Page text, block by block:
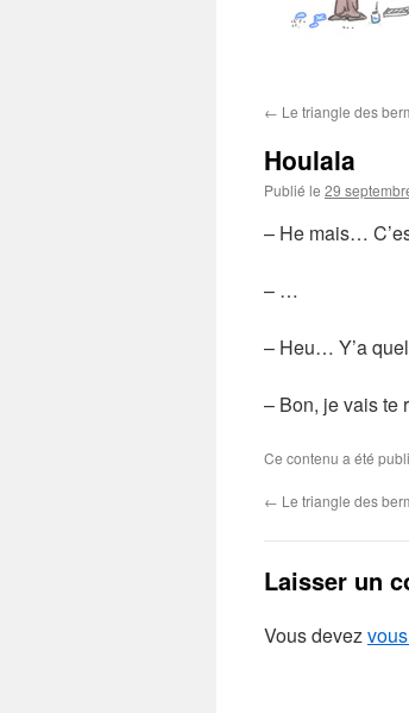
← Le triangle des
Houlala
Publié le 29
– He mais…
– …
– Heu… Y’a
– Bon, je vais te
Ce contenu a été
← Le triangle des
Laisser un
Vous devez